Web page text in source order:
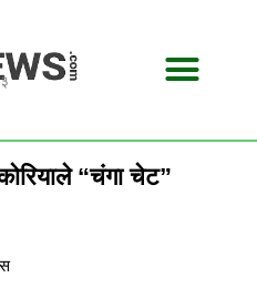
“चंगा चेट”